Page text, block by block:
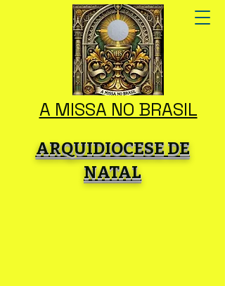
A MISSA NO BRASIL
ARQUIDIOCESE DE
NATAL